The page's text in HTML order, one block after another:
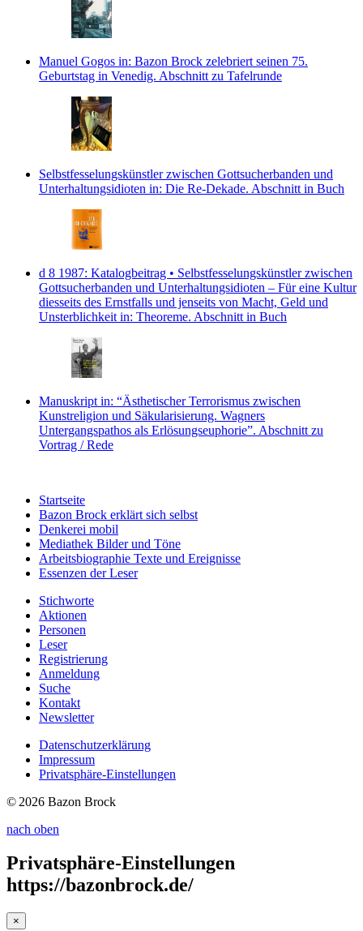
Manuel Gogos in: Bazon Brock zelebriert seinen 75.
Geburtstag in Venedig. Abschnitt zu Tafelrunde
Selbstfesselungskünstler zwischen Gottsucherbanden und
Unterhaltungsidioten in: Die Re-Dekade. Abschnitt in Buch
d 8 1987: Katalogbeitrag • Selbstfesselungskünstler zwischen
Gottsucherbanden und Unterhaltungsidioten – Für eine Kultur
diesseits des Ernstfalls und jenseits von Macht, Geld und
Unsterblichkeit in: Theoreme. Abschnitt in Buch
Manuskript in: “Ästhetischer Terrorismus zwischen
Kunstreligion und Säkularisierung. Wagners
Untergangspathos als Erlösungseuphorie”. Abschnitt zu
Vortrag / Rede
Startseite
Bazon Brock erklärt sich selbst
Denkerei mobil
Mediathek Bilder und Töne
Arbeitsbiographie Texte und Ereignisse
Essenzen der Leser
Stichworte
Aktionen
Personen
Leser
Registrierung
Anmeldung
Suche
Kontakt
Newsletter
Datenschutzerklärung
Impressum
Privatsphäre-Einstellungen
© 2026 Bazon Brock
nach oben
Privatsphäre-Einstellungen
https://bazonbrock.de/
×